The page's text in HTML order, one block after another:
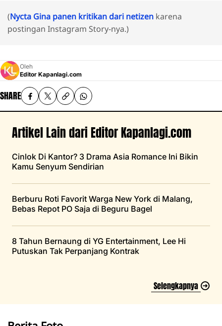
(Nycta Gina panen kritikan dari netizen karena
postingan Instagram Story-nya.)
Oleh
Editor Kapanlagi.com
SHARE
Artikel Lain dari Editor Kapanlagi.com
Cinlok Di Kantor? 3 Drama Asia Romance Ini Bikin
Kamu Senyum Sendirian
Berburu Roti Favorit Warga New York di Malang,
Bebas Repot PO Saja di Beguru Bagel
8 Tahun Bernaung di YG Entertainment, Lee Hi
Putuskan Tak Perpanjang Kontrak
Selengkapnya